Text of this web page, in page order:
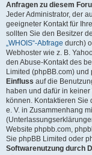
Anfragen zu diesem
Jeder Administrator, der
geeigneter Kontakt für
sollten Sie den Besitzer
„WHOIS“-Abfrage durch)
Webhoster wie z. B.
den Abuse-Kontakt des
Limited (phpBB.com)
Einfluss auf die
haben und dafür in
können. Kontaktieren
e. V. in Zusammenhang
Website phpbb.com,
Sie phpBB Limited oder
Softwarenutzung durch